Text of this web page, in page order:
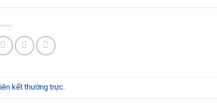
liên kết thường trực.